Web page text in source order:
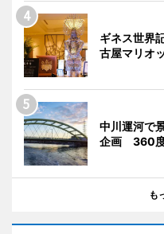
ギネス世界
古屋マリオ
中川運河で
企画 360度
も